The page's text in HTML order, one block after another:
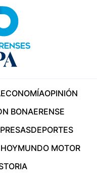
ECONOMÍAOPINIÓN
BONAERENSE
DEPORTES
MUNDO MOTOR